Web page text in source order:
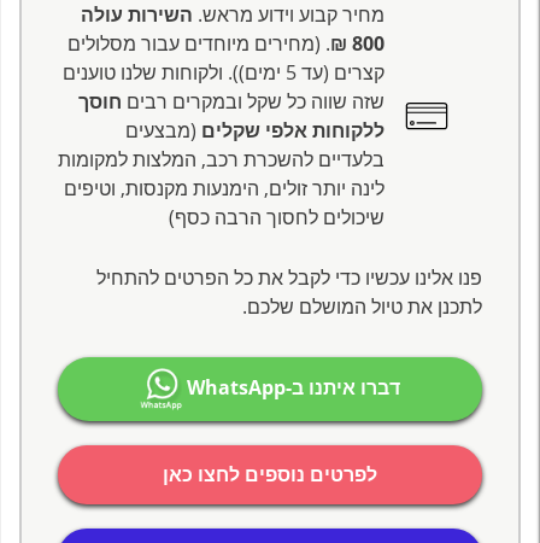
מחיר קבוע וידוע מראש. השירות עולה
800 ₪
. (מחירים מיוחדים עבור מסלולים
קצרים (עד 5 ימים)). ולקוחות שלנו טוענים
שזה שווה כל שקל ובמקרים רבים חוסך
ללקוחות אלפי שקלים (מבצעים
בלעדיים להשכרת רכב, המלצות למקומות
לינה יותר זולים, הימנעות מקנסות, וטיפים
שיכולים לחסוך הרבה כסף)
פנו אלינו עכשיו כדי לקבל את כל הפרטים להתחיל
לתכנן את טיול המושלם שלכם.
דברו איתנו ב-WhatsApp
לפרטים נוספים לחצו כאן